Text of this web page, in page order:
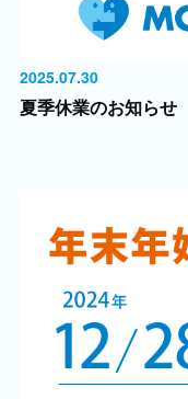
2025.07.30
夏季休業のお知らせ